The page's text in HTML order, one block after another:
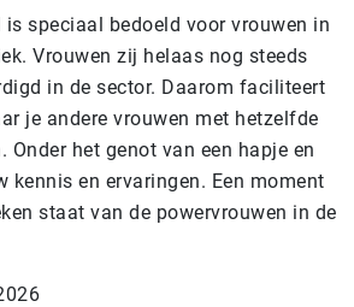
is speciaal bedoeld voor vrouwen in
Vrouwen zij helaas nog steeds
in de sector. Daarom faciliteert
je andere vrouwen met hetzelfde
Onder het genot van een hapje en
kennis en ervaringen. Een moment
staat van de powervrouwen in de